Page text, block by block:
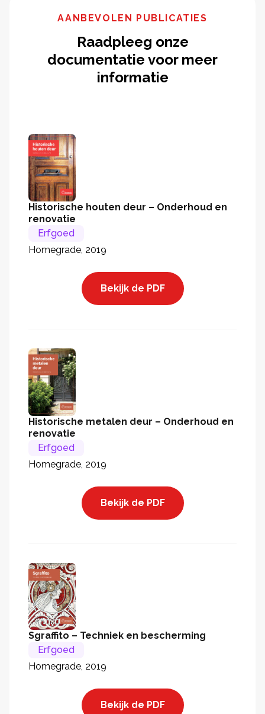
AANBEVOLEN PUBLICATIES
Raadpleeg onze
documentatie voor meer
informatie
Historische houten deur – Onderhoud en
renovatie
Erfgoed
Homegrade, 2019
Bekijk de PDF
Historische metalen deur – Onderhoud en
renovatie
Erfgoed
Homegrade, 2019
Bekijk de PDF
Sgraffito – Techniek en bescherming
Erfgoed
Homegrade, 2019
Bekijk de PDF